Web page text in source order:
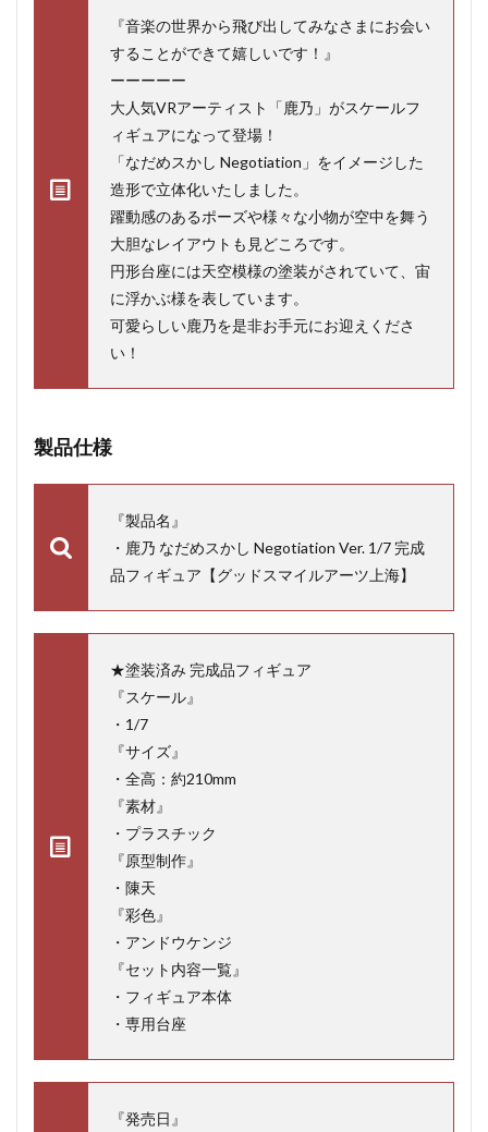
『音楽の世界から飛び出してみなさまにお会い
することができて嬉しいです！』
ーーーーー
大人気VRアーティスト「鹿乃」がスケールフ
ィギュアになって登場！
「なだめスかし Negotiation」をイメージした
造形で立体化いたしました。
躍動感のあるポーズや様々な小物が空中を舞う
大胆なレイアウトも見どころです。
円形台座には天空模様の塗装がされていて、宙
に浮かぶ様を表しています。
可愛らしい鹿乃を是非お手元にお迎えくださ
い！
製品仕様
『製品名』
・鹿乃 なだめスかし Negotiation Ver. 1/7 完成
品フィギュア【グッドスマイルアーツ上海】
★塗装済み 完成品フィギュア
『スケール』
・1/7
『サイズ』
・全高：約210mm
『素材』
・プラスチック
『原型制作』
・陳天
『彩色』
・アンドウケンジ
『セット内容一覧』
・フィギュア本体
・専用台座
『発売日』